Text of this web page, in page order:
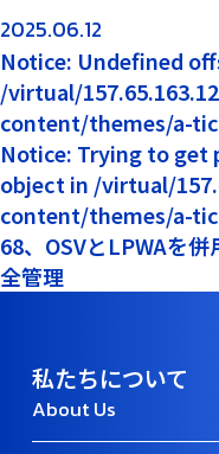
2025.06.12
Notice: Undefined
/virtual/
content/themes/a-
Notice: Trying to
object in /virtual/
content/themes/a-
68、OSVとLPWAを
全管理
私たちについて
About Us